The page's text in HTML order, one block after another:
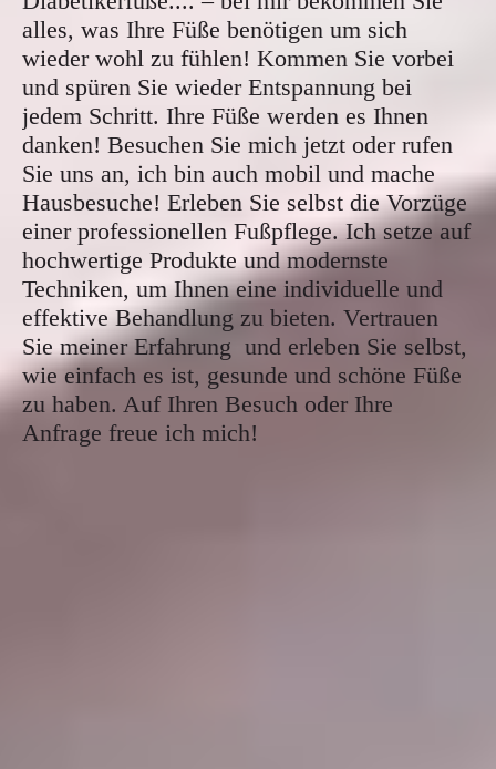
alles, was Ihre Füße benötigen um sich
wieder wohl zu fühlen! Kommen Sie vorbei
und spüren Sie wieder Entspannung bei
jedem Schritt. Ihre Füße werden es Ihnen
danken! Besuchen Sie mich jetzt oder rufen
Sie uns an, ich bin auch mobil und mache
Hausbesuche! Erleben Sie selbst die Vorzüge
einer professionellen Fußpflege. Ich setze auf
hochwertige Produkte und modernste
Techniken, um Ihnen eine individuelle und
effektive Behandlung zu bieten. Vertrauen
Sie meiner Erfahrung und erleben Sie selbst,
wie einfach es ist, gesunde und schöne Füße
zu haben. Auf Ihren Besuch oder Ihre
Anfrage freue ich mich!